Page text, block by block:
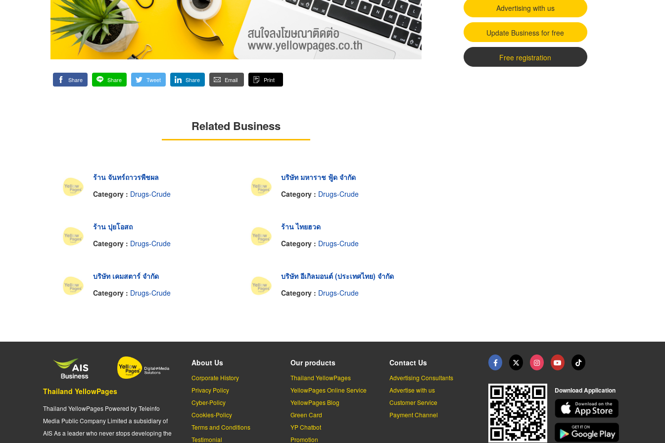
Share Share Tweet Share Email Print
Related Business
ร้าน จันทร์ถาวรพืชผล
Category : Drugs-Crude
บริษัท มหาราช ฟู้ด จำกัด
Category : Drugs-Crude
ร้าน ปุยโอสถ
Category : Drugs-Crude
ร้าน ไทยฮวด
Category : Drugs-Crude
บริษัท เคมสตาร์ จำกัด
Category : Drugs-Crude
บริษัท อีเกิลมอนต์ (ประเทศไทย) จำกัด
Category : Drugs-Crude
Advertising with us
Update Business for free
Free registration
Thailand YellowPages
Thailand YellowPages Powered by Teleinfo
Media Public Company Limited a subsidiary of
AIS As a leader who never stops developing the
About Us
Corporate History
Privacy Policy
Cyber-Policy
Cookies-Policy
Terms and Conditions
Testimonial
Our products
Thailand YellowPages
YellowPages Online Service
YellowPages Blog
Green Card
YP Chatbot
Promotion
Contact Us
Advertising Consultants
Advertise with us
Customer Service
Payment Channel
Download Application